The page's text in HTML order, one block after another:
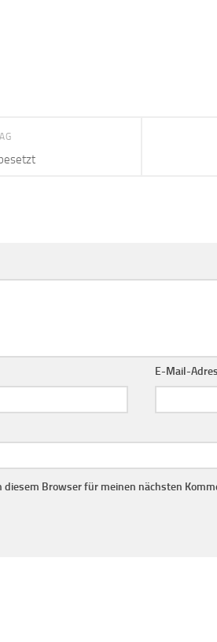
E-Mail-
Browser für meinen nächsten